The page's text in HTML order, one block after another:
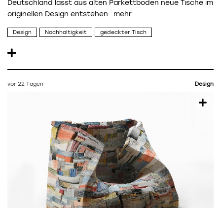
Deutschland lässt aus alten Parkettböden neue Tische im
originellen Design entstehen.
Design Nachhaltigkeit gedeckter Tisch
vor 22 Tagen Design